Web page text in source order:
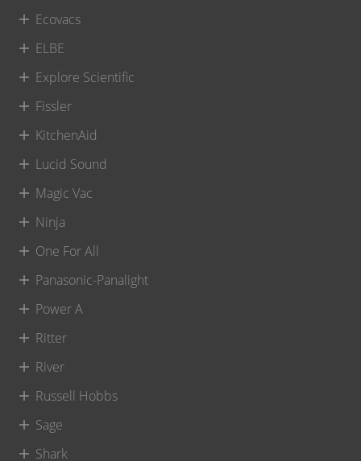
Ecovacs
ELBE
Explore Scientific
Fissler
KitchenAid
Lucid Sound
Magic Vac
Ninja
One For All
Panasonic-Panalight
Power A
Ritter
River
Russell Hobbs
Sage
Shark